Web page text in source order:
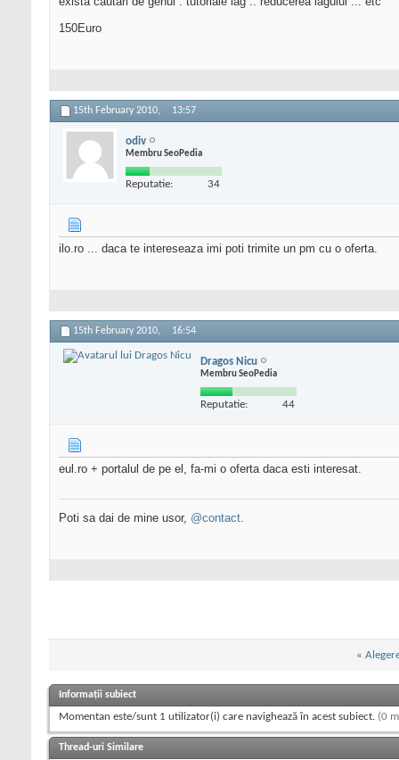
150Euro
15th February 2010, 13:57
odiv
Membru SeoPedia
Reputatie: 34
ilo.ro ... daca te intereseaza imi poti trimite un pm cu o oferta.
15th February 2010, 16:54
Dragos Nicu
Membru SeoPedia
Reputatie: 44
eul.ro + portalul de pe el, fa-mi o oferta daca esti interesat.
Poti sa dai de mine usor, @contact.
«
Informații subiect
Momentan este/sunt 1 utilizator(i) care navighează în acest subiect. (0
Thread-uri Similare